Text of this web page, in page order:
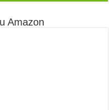
Amazon